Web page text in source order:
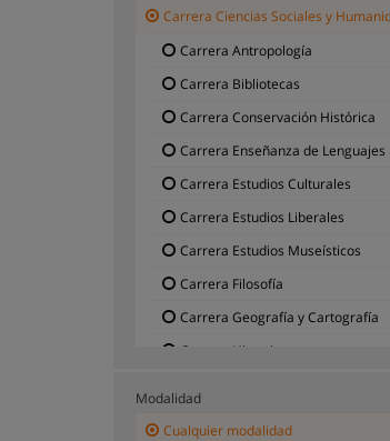
Carrera Ciencias Sociales y
Carrera Antropología
Carrera Bibliotecas
Carrera Conservación Histórica
Carrera Enseñanza de Lenguajes
Carrera Estudios Culturales
Carrera Estudios Liberales
Carrera Estudios Museísticos
Carrera Filosofía
Carrera Geografía y Cartografía
Carrera Historia
Modalidad
Cualquier modalidad